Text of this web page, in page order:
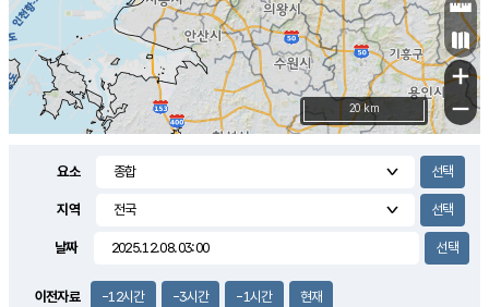
+
−
20 km
요소
지역
날짜
이전자료 -12시간 -3시간 -1시간 현재